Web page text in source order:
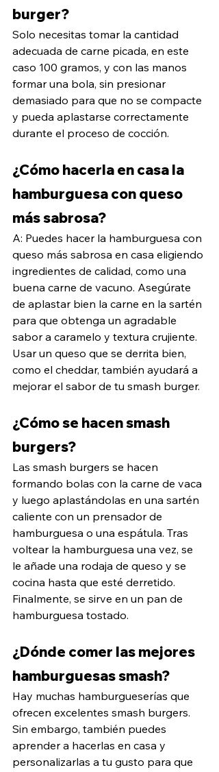
burger?
Solo necesitas tomar la cantidad
adecuada de carne picada, en este
caso 100 gramos, y con las manos
formar una bola, sin presionar
demasiado para que no se compacte
y pueda aplastarse correctamente
durante el proceso de cocción.
¿Cómo hacerla en casa la
hamburguesa con queso
más sabrosa?
A: Puedes hacer la hamburguesa con
queso más sabrosa en casa eligiendo
ingredientes de calidad, como una
buena carne de vacuno. Asegúrate
de aplastar bien la carne en la sartén
para que obtenga un agradable
sabor a caramelo y textura crujiente.
Usar un queso que se derrita bien,
como el cheddar, también ayudará a
mejorar el sabor de tu smash burger.
¿Cómo se hacen smash
burgers?
Las smash burgers se hacen
formando bolas con la carne de vaca
y luego aplastándolas en una sartén
caliente con un prensador de
hamburguesa o una espátula. Tras
voltear la hamburguesa una vez, se
le añade una rodaja de queso y se
cocina hasta que esté derretido.
Finalmente, se sirve en un pan de
hamburguesa tostado.
¿Dónde comer las mejores
hamburguesas smash?
Hay muchas hamburgueserías que
ofrecen excelentes smash burgers.
Sin embargo, también puedes
aprender a hacerlas en casa y
personalizarlas a tu gusto para que